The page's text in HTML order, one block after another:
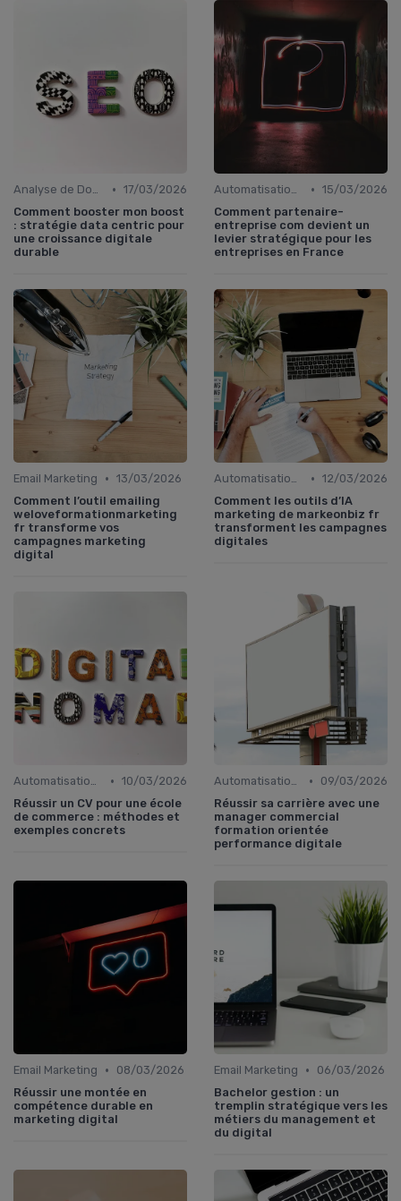
Analyse de Données et Mesure de Performance • 17/03/2026
Comment booster mon boost
: stratégie data centric pour
une croissance digitale
durable
Automatisation du Marketing • 15/03/2026
Comment partenaire-
entreprise com devient un
levier stratégique pour les
entreprises en France
Email Marketing • 13/03/2026
Comment l’outil emailing
weloveformationmarketing
fr transforme vos
campagnes marketing
digital
Automatisation du Marketing • 12/03/2026
Comment les outils d’IA
marketing de markeonbiz fr
transforment les campagnes
digitales
Automatisation du Marketing • 10/03/2026
Réussir un CV pour une école
de commerce : méthodes et
exemples concrets
Automatisation du Marketing •
09/03/2026
Réussir sa carrière avec une
manager commercial
formation orientée
performance digitale
Email Marketing •
08/03/2026
Réussir une montée en
compétence durable en
marketing digital
Email Marketing •
06/03/2026
Bachelor gestion : un
tremplin stratégique vers les
métiers du management et
du digital